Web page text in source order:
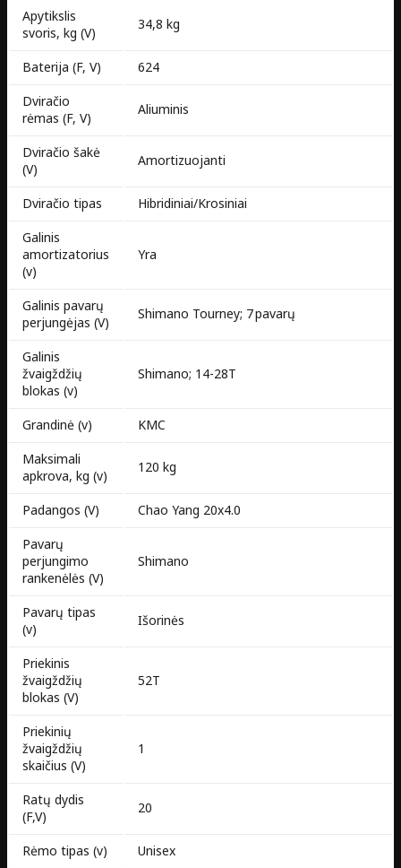
Apytikslis
svoris, kg (V)
34,8 kg
Baterija (F, V)
624
Dviračio
rėmas (F, V)
Aliuminis
Dviračio šakė
(V)
Amortizuojanti
Dviračio tipas
Hibridiniai/Krosiniai
Galinis
amortizatorius
(v)
Yra
Galinis pavarų
perjungėjas (V)
Shimano Tourney; 7 pavarų
Galinis
žvaigždžių
blokas (v)
Shimano; 14-28T
Grandinė (v)
KMC
Maksimali
apkrova, kg (v)
120 kg
Padangos (V)
Chao Yang 20x4.0
Pavarų
perjungimo
rankenėlės (V)
Shimano
Pavarų tipas
(v)
Išorinės
Priekinis
žvaigždžių
blokas (V)
52T
Priekinių
žvaigždžių
skaičius (V)
1
Ratų dydis
(F,V)
20
Rėmo tipas (v)
Unisex​